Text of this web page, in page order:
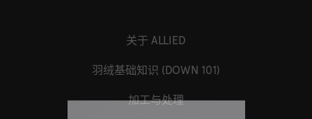
关于 ALLIED
羽绒基础知识 (DOWN 101)
加工与处理